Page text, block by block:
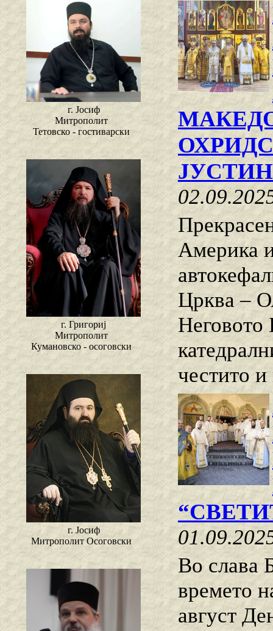
г. Јосиф
Митрополит
Тетовско - гостиварски
г. Григориј
Митрополит
Кумановско - осоговски
г. Јосиф
Митрополит Осоговски
Америка
Црква –
Неговото
честито
Во слава
времето
август